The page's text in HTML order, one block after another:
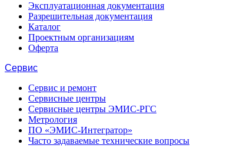
Эксплуатационная документация
Разрешительная документация
Каталог
Проектным организациям
Оферта
Сервис
Сервис и ремонт
Сервисные центры
Сервисные центры ЭМИС-РГС
Метрология
ПО «ЭМИС-Интегратор»
Часто задаваемые технические вопросы